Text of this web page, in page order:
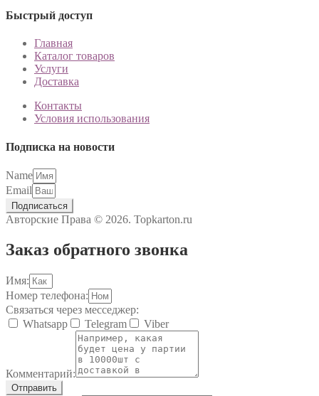
Быстрый доступ
Главная
Каталог товаров
Услуги
Доставка
Контакты
Условия использования
Подписка на новости
Name
Email
Подписаться
Авторские Права © 2026. Topkarton.ru
Заказ обратного звонка
Имя:
Номер телефона:
Связаться через месседжер:
Whatsapp
Telegram Viber
Комментарий:
Отправить